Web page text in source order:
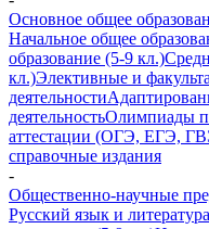
Основное общее
Начальное общее
образование (5-9 кл.)
кл.)Элективные и
деятельности
деятельностьОлимпиады
аттестации (ОГЭ, ЕГЭ,
справочные издания
-
Общественно-научные
Русский язык и